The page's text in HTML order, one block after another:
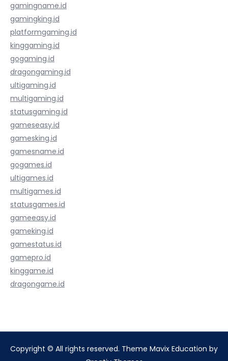
gamingname.id
gamingking.id
platformgaming.id
kinggaming.id
gogaming.id
dragongaming.id
ultigaming.id
multigaming.id
statusgaming.id
gameseasy.id
gamesking.id
gamesname.id
gogames.id
ultigames.id
multigames.id
statusgames.id
gameeasy.id
gameking.id
gamestatus.id
gamepro.id
kinggame.id
dragongame.id
Copyright © All rights reserved. Theme Mavix Education by